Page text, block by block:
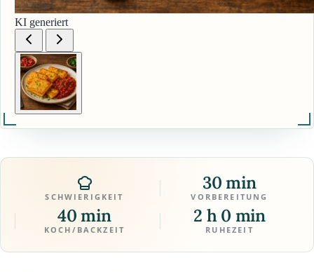
KI generiert
SCHWIERIGKEIT
30 min
VORBEREITUNG
40 min
KOCH/BACKZEIT
2 h 0 min
RUHEZEIT